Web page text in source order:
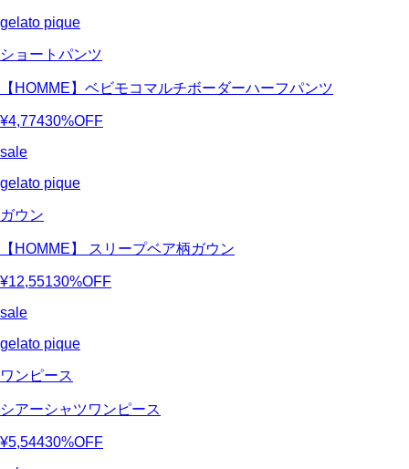
gelato pique
ショートパンツ
【HOMME】ベビモコマルチボーダーハーフパンツ
¥4,77430%OFF
sale
gelato pique
ガウン
【HOMME】 スリープベア柄ガウン
¥12,55130%OFF
sale
gelato pique
ワンピース
シアーシャツワンピース
¥5,54430%OFF